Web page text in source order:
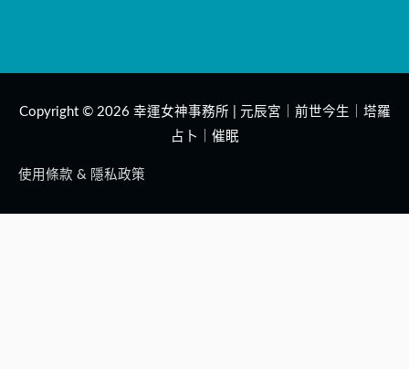
Copyright © 2026 幸運女神事務所 | 元辰宮｜前世今生｜塔羅
占卜｜催眠
使用條款 & 隱私政策